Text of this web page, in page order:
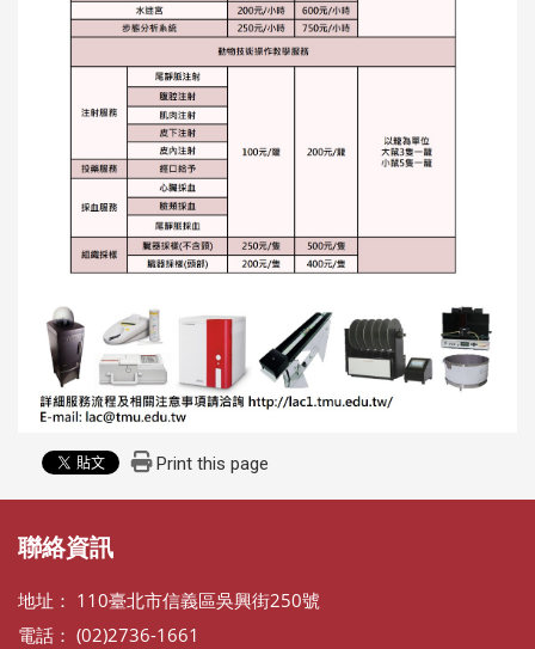
Print this page
聯絡資訊
地址： 110臺北市信義區吳興街250號
電話： (02)2736-1661